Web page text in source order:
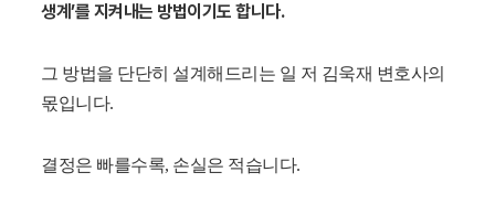
생계’를 지켜내는 방법이기도 합니다.
그 방법을 단단히 설계해드리는 일 저 김욱재 변호사의
몫입니다.
결정은 빠를수록, 손실은 적습니다.